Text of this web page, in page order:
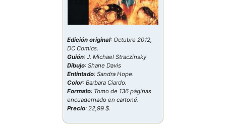
Edición original: Octubre 2012,
DC Comics.
Guión: J. Michael Straczinsky
Dibujo: Shane Davis
Entintado: Sandra Hope.
Color: Barbara Ciardo.
Formato: Tomo de 136 páginas
encuadernado en cartoné.
Precio: 22,99 $.